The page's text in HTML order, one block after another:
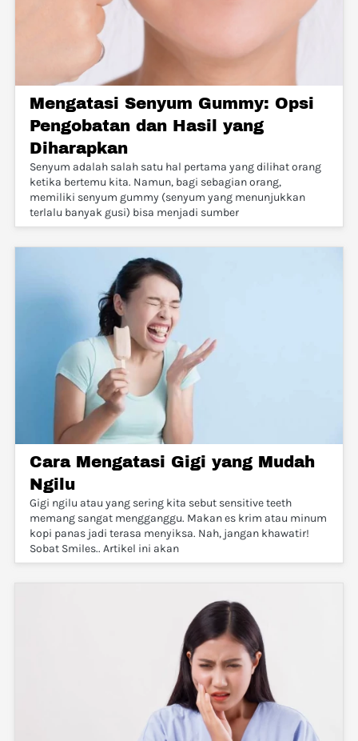
Mengatasi Senyum Gummy: Opsi
Pengobatan dan Hasil yang
Diharapkan
Senyum adalah salah satu hal pertama yang dilihat orang
ketika bertemu kita. Namun, bagi sebagian orang,
memiliki senyum gummy (senyum yang menunjukkan
terlalu banyak gusi) bisa menjadi sumber
Cara Mengatasi Gigi yang Mudah
Ngilu
Gigi ngilu atau yang sering kita sebut sensitive teeth
memang sangat mengganggu. Makan es krim atau minum
kopi panas jadi terasa menyiksa. Nah, jangan khawatir!
Sobat Smiles.. Artikel ini akan